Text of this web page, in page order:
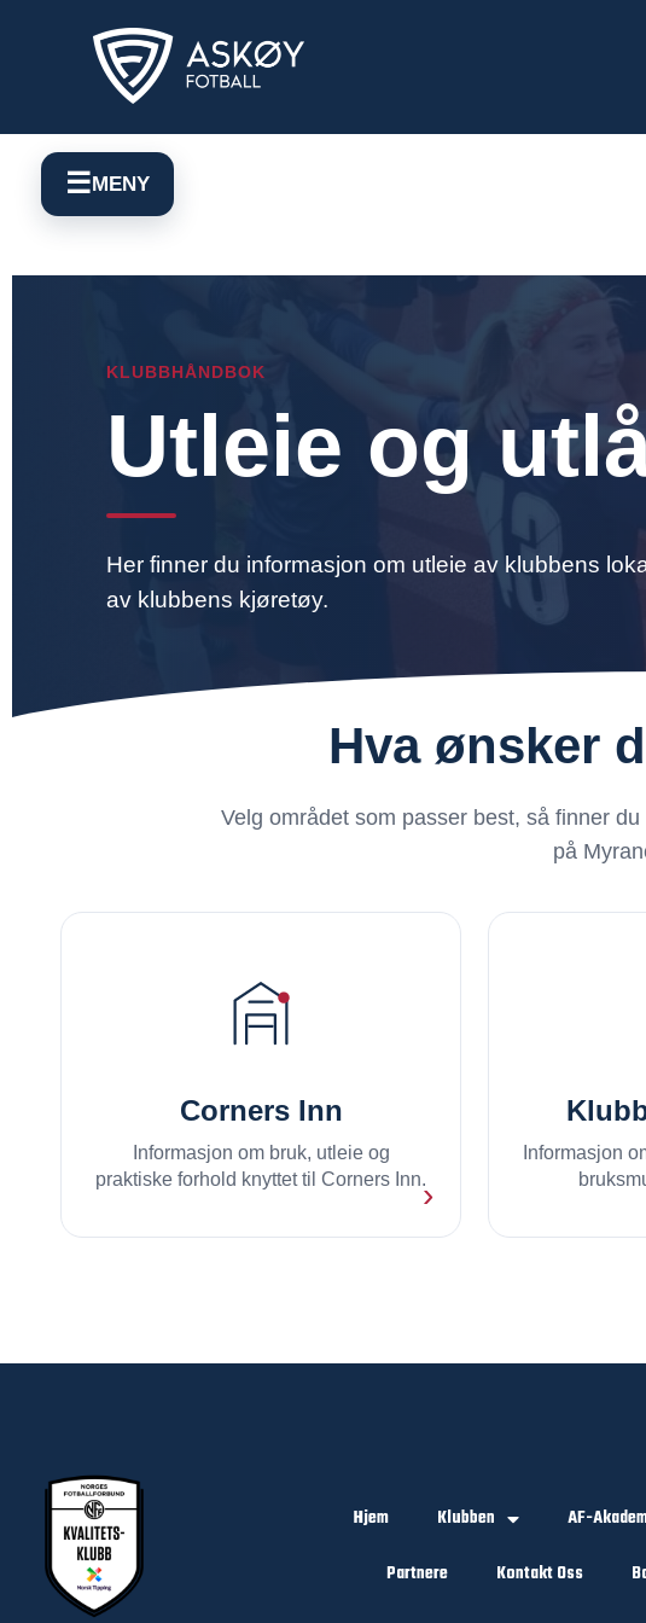
☰MENY
KLUBBHÅNDBOK
Utleie og
Her finner du informasjon om utleie av klubbens
av klubbens kjøretøy.
Hva ønsker
Velg området som passer best, så finner
på
Corners Inn
Informasjon om bruk, utleie og
praktiske forhold knyttet til Corners Inn.›
Informasjon
Hjem Klubben AF-
Partnere
Kontakt Oss